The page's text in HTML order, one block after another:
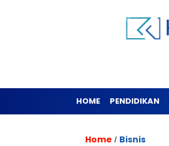
HOME PENDIDIKAN
Home / Bisnis